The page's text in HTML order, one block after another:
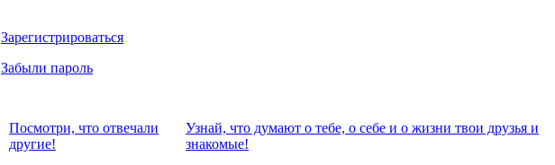
Зарегистрироваться
Забыли пароль
Посмотри, что отвeчали
другие!
Узнай, что думают о тебе, о себе и о жизни твои друзья и
знакомые!